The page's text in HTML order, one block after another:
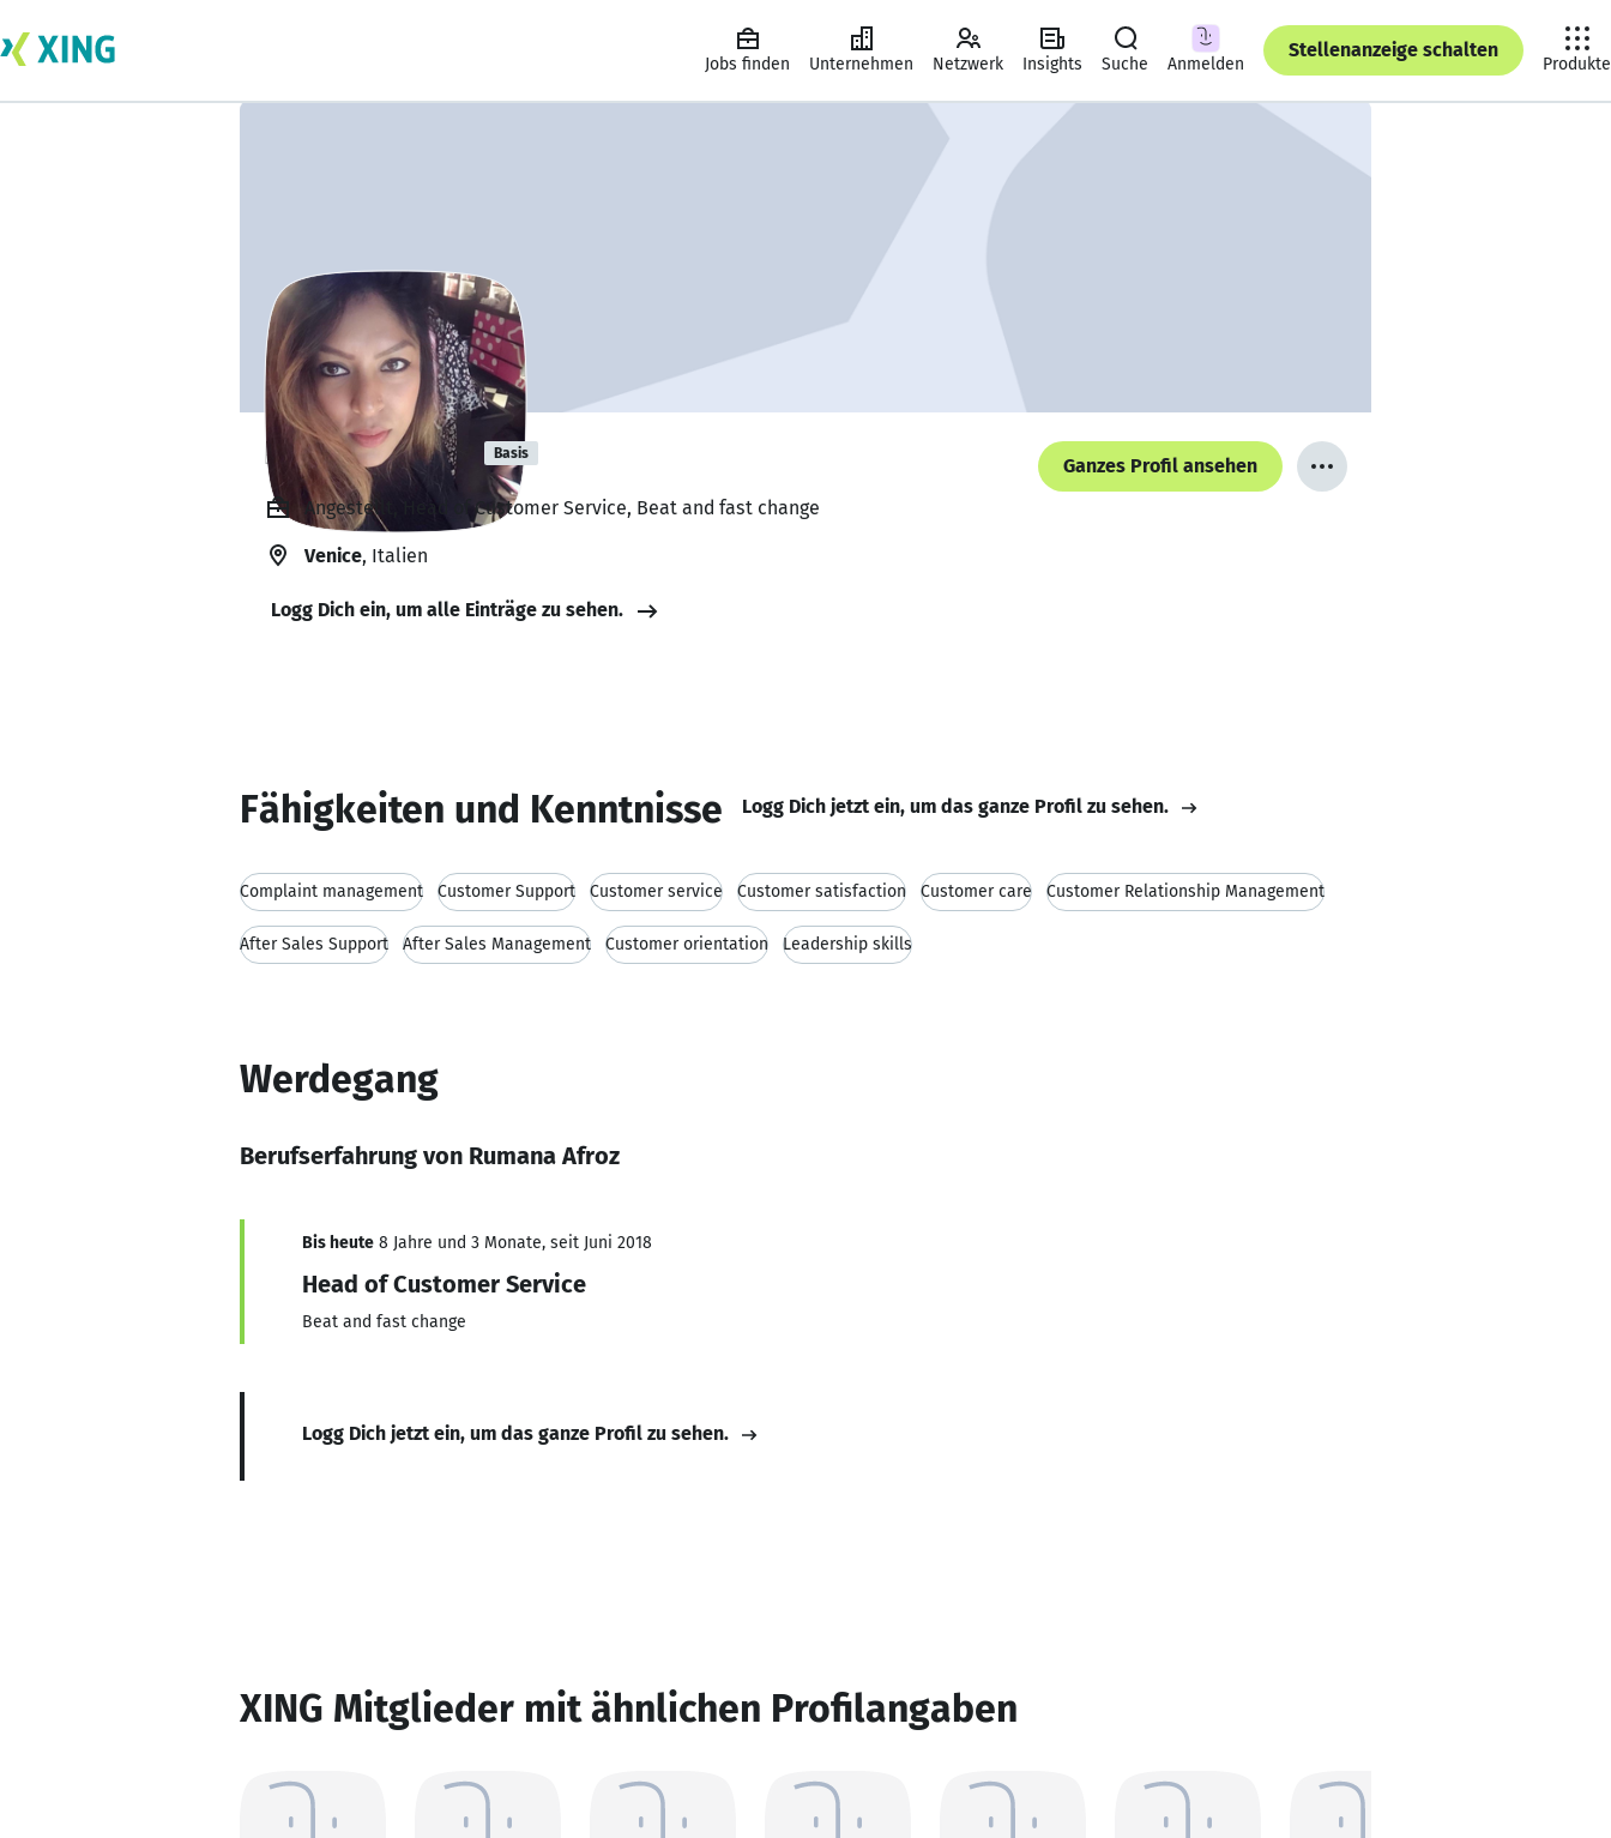
Jobs finden Unternehmen Netzwerk Insights Suche Anmelden
Stellenanzeige schalten
Produkte
Rumana Afroz Basis
Ganzes Profil ansehen
Angestellt, Head of Customer Service, Beat and fast change
Venice, Italien
Logg Dich ein, um alle Einträge zu sehen.
Fähigkeiten und Kenntnisse Logg Dich jetzt ein, um das ganze Profil zu sehen.
Complaint management Customer Support Customer service Customer satisfaction Customer care Customer Relationship Management
After Sales Support After Sales Management Customer orientation Leadership skills
Werdegang
Berufserfahrung von Rumana Afroz
Bis heute 8 Jahre und 3 Monate, seit Juni 2018
Head of Customer Service
Beat and fast change
Logg Dich jetzt ein, um das ganze Profil zu sehen.
XING Mitglieder mit ähnlichen Profilangaben